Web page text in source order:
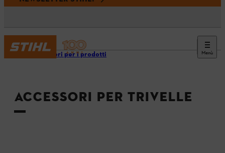
Menù
Accessori per i prodotti
ACCESSORI PER TRIVELLE